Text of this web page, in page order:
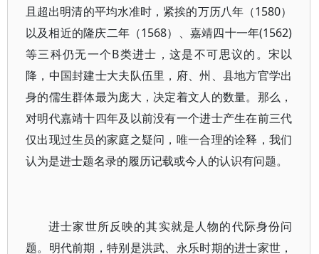
且超出明清的平均水准时，紧挨的万历八年（1580）
以及相近的隆庆二年（1568）、嘉靖四十一年(1562)
等三科仍无一个B类进士，这是不可思议的。宋以
降，中国封建士大夫队伍里，府、州、县地方官学出
身的儒生群体最为庞大，决定着文人的数量。那么，
对明代嘉靖十四年及以前没有一个进士产生在前三代
仅出现过生员的家庭之疑问，唯一合理的诠释，我们
认为是进士题名录的履历记载或今人的认识有问题。
进士家世所反映的其实就是人物的代际身份问
题。明代前期，特别是洪武、永乐时期的进士家世，